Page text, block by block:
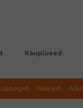
Kauplused
Näksid